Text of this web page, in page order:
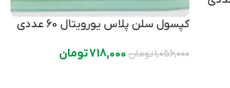
کپسول سلن پلاس یورویتال 60 عددی
1,056,000تومان 718,000تومان